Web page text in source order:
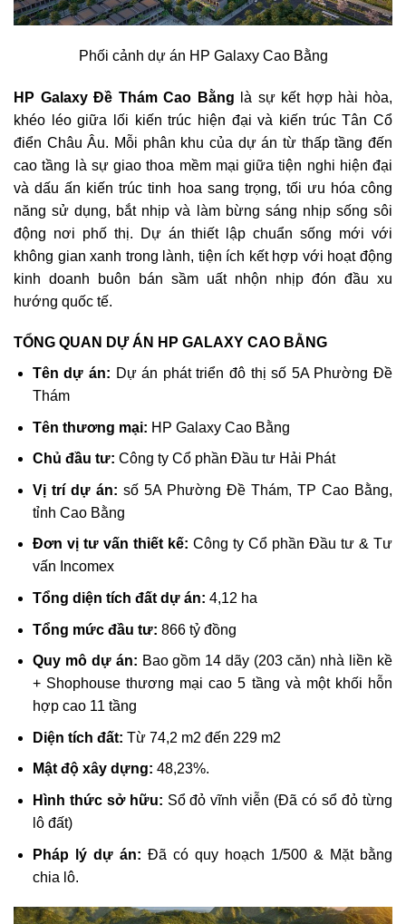
Phối cảnh dự án HP Galaxy Cao Bằng
HP Galaxy Đề Thám Cao Bằng là sự kết hợp hài hòa,
khéo léo giữa lối kiến trúc hiện đại và kiến trúc Tân Cổ
điển Châu Âu. Mỗi phân khu của dự án từ thấp tầng đến
cao tầng là sự giao thoa mềm mại giữa tiện nghi hiện đại
và dấu ấn kiến trúc tinh hoa sang trọng, tối ưu hóa công
năng sử dụng, bắt nhịp và làm bừng sáng nhịp sống sôi
động nơi phố thị. Dự án thiết lập chuẩn sống mới với
không gian xanh trong lành, tiện ích kết hợp với hoạt động
kinh doanh buôn bán sầm uất nhộn nhịp đón đầu xu
hướng quốc tế.
TỔNG QUAN DỰ ÁN HP GALAXY CAO BẰNG
Tên dự án: Dự án phát triển đô thị số 5A Phường Đề
Thám
Tên thương mại: HP Galaxy Cao Bằng
Chủ đầu tư: Công ty Cổ phần Đầu tư Hải Phát
Vị trí dự án: số 5A Phường Đề Thám, TP Cao Bằng,
tỉnh Cao Bằng
Đơn vị tư vấn thiết kế: Công ty Cổ phần Đầu tư & Tư
vấn Incomex
Tổng diện tích đất dự án: 4,12 ha
Tổng mức đầu tư: 866 tỷ đồng
Quy mô dự án: Bao gồm 14 dãy (203 căn) nhà liền kề
+ Shophouse thương mại cao 5 tầng và một khối hỗn
hợp cao 11 tầng
Diện tích đất: Từ 74,2 m2 đến 229 m2
Mật độ xây dựng: 48,23%.
Hình thức sở hữu: Sổ đỏ vĩnh viễn (Đã có sổ đỏ từng
lô đất)
Pháp lý dự án: Đã có quy hoạch 1/500 & Mặt bằng
chia lô.